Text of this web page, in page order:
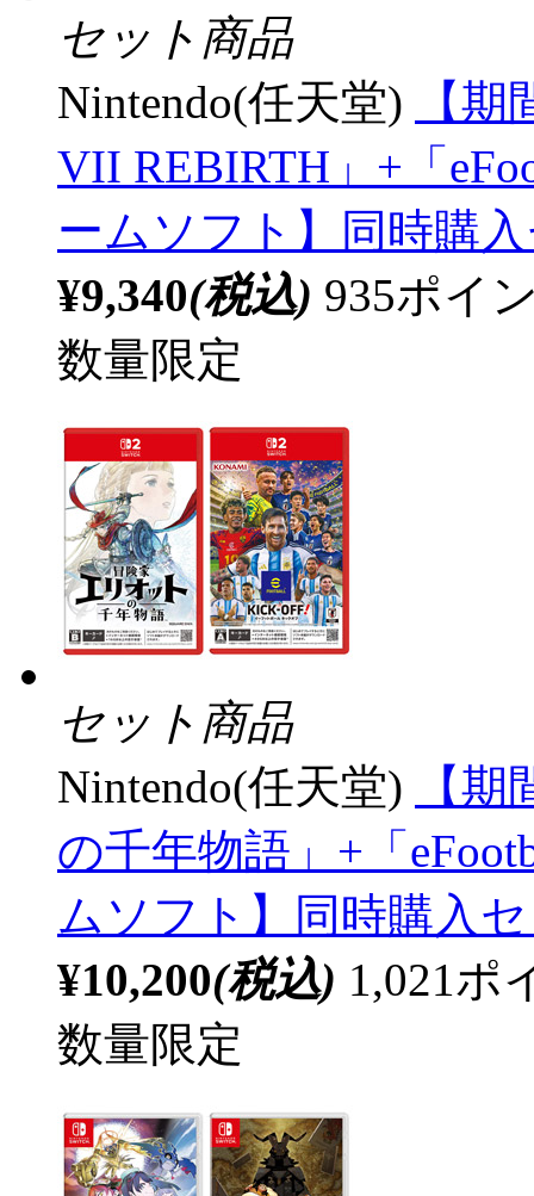
セット商品
Nintendo(任天堂)
【
VII REBIRTH」+「
ームソフト】同時購
¥9,340(税込) 935ポイ
数量限定
セット商品
Nintendo(任天堂)
【
の千年物語」+「
ムソフト】同時購入
¥10,200(税込) 1,021ポ
数量限定